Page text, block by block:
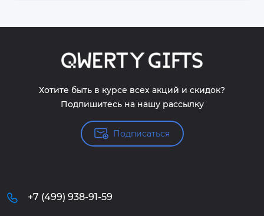
Хотите быть в курсе всех акций и скидок?
Подпишитесь на нашу рассылку
Подписаться
+7 (499) 938-91-59